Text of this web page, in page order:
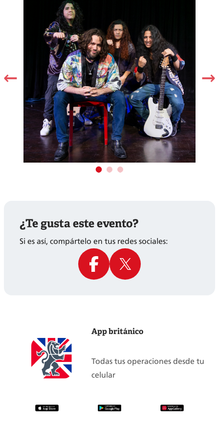
Jueves 25 de setiembre
Auditorio San Juan de Lurigancho 7:30
¿Te gusta este evento?
Si es así, compártelo en tus redes sociales:
App británico
Todas tus operaciones desde tu
celular